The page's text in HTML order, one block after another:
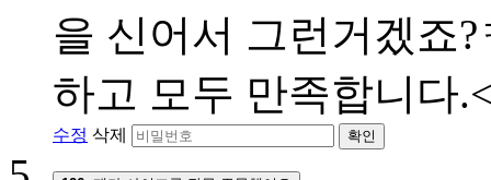
을 신어서 그런거겠죠
하고 모두 만족합니다
수정 삭제 확인